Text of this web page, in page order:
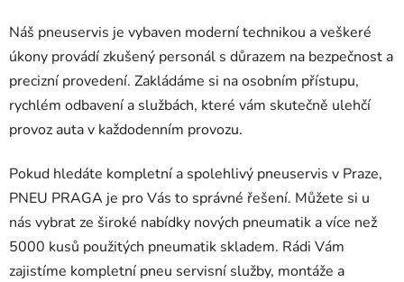
Náš pneuservis je vybaven moderní technikou a veškeré
úkony provádí zkušený personál s důrazem na bezpečnost a
precizní provedení. Zakládáme si na osobním přístupu,
rychlém odbavení a službách, které vám skutečně ulehčí
provoz auta v každodenním provozu.
Pokud hledáte kompletní a spolehlivý pneuservis v Praze,
PNEU PRAGA je pro Vás to správné řešení. Můžete si u
nás vybrat ze široké nabídky nových pneumatik a více než
5000 kusů použitých pneumatik skladem. Rádi Vám
zajistíme kompletní pneu servisní služby, montáže a